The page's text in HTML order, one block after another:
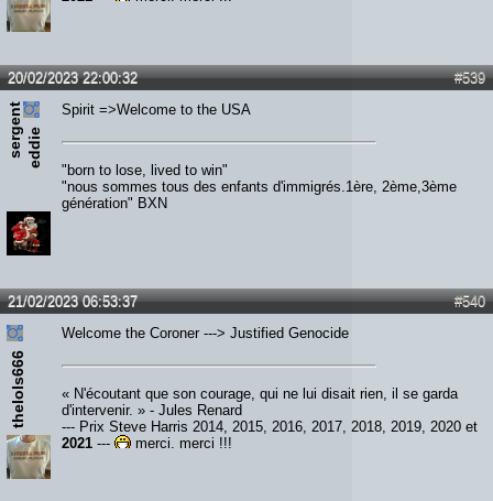
#539
20/02/2023 22:00:32
s
e
rg
e
n
t
e
d
d
ie
Spirit =>Welcome to the USA
"born to lose, lived to win"
"nous sommes tous des enfants d'immigrés.1ère, 2ème,3ème
génération" BXN
#540
21/02/2023 06:53:37
thelols666
Welcome the Coroner ---> Justified Genocide
« N'écoutant que son courage, qui ne lui disait rien, il se garda
d'intervenir. » - Jules Renard
--- Prix Steve Harris 2014, 2015, 2016, 2017, 2018, 2019, 2020 et
2021 --- merci, merci !!!